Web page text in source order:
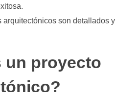
arquitectónicos son detallados y
un proyecto